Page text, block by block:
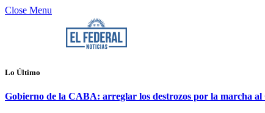
Close Menu
Lo Último
Gobierno de la CABA: arreglar los destrozos por la marcha al